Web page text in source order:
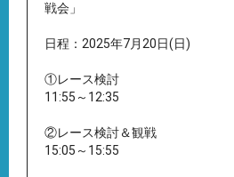
戦会」
日程：2025年7月20日(日)
①レース検討
11:55～12:35
②レース検討＆観戦
15:05～15:55